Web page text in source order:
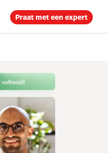
Praat met een expert